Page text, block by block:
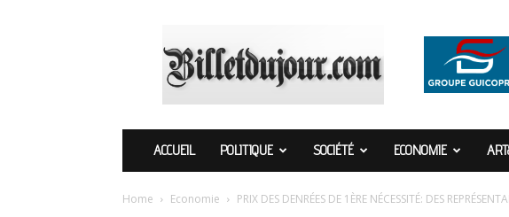
ACCUEIL POLITIQUE SOCIÉTÉ ECONOMIE
Home Economie PRIX DES DENRÉES DE 1ÈRE NÉCESSITÉ: DES